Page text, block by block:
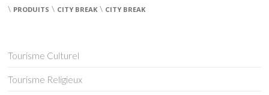
\ PRODUITS \ CITY BREAK \ CITY BREAK
Tourisme Culturel
Tourisme Religieux